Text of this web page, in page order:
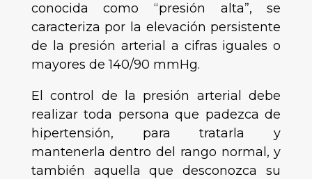
conocida como “presión alta”, se
caracteriza por la elevación persistente
de la presión arterial a cifras iguales o
mayores de 140/90 mmHg.
El control de la presión arterial debe
realizar toda persona que padezca de
hipertensión, para tratarla y
mantenerla dentro del rango normal, y
también aquella que desconozca su